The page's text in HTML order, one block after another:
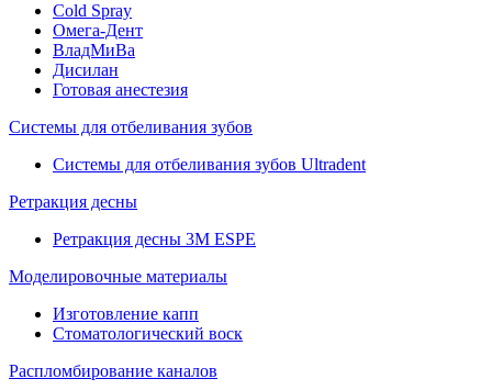
Cold Spray
Омега-Дент
ВладМиВа
Дисилан
Готовая анестезия
Системы для отбеливания зубов
Системы для отбеливания зубов Ultradent
Ретракция десны
Ретракция десны 3M ESPE
Моделировочные материалы
Изготовление капп
Стоматологический воск
Распломбирование каналов